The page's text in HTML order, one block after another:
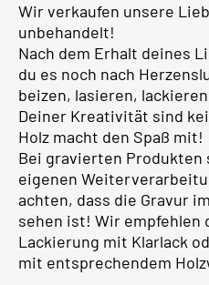
Wir verkaufen unsere
unbehandelt!
Nach dem Erhalt deines
du es noch nach
beizen, lasieren,
Deiner Kreativität sind
Holz macht den Spaß mit!
Bei gravierten
eigenen
achten, dass die Gravur
sehen ist! Wir empfehlen
Lackierung mit Klarlack
mit entsprechendem